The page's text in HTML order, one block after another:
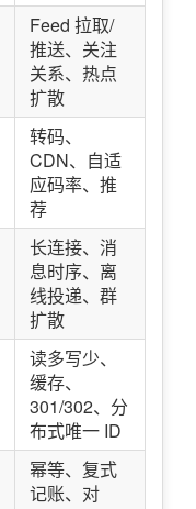
Feed 拉取/
推送、关注
关系、热点
扩散
转码、
CDN、自适
应码率、推
荐
长连接、消
息时序、离
线投递、群
扩散
读多写少、
缓存、
301/302、分
布式唯一 ID
幂等、复式
记账、对